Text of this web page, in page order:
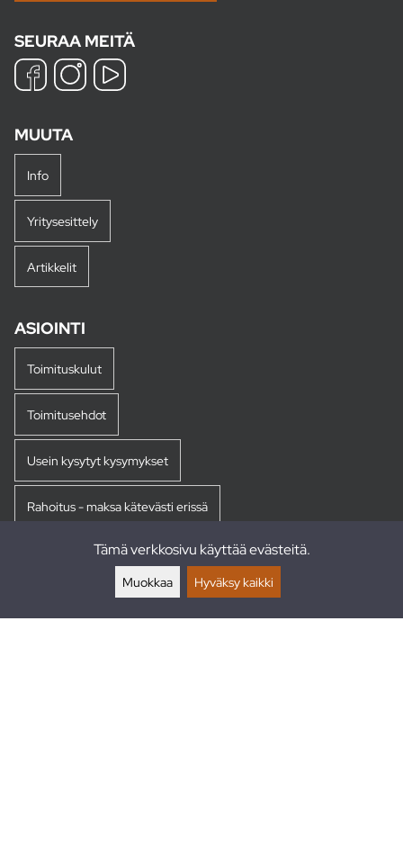
SEURAA MEITÄ
MUUTA
Info
Yritysesittely
Artikkelit
ASIOINTI
Toimituskulut
Toimitusehdot
Usein kysytyt kysymykset
Rahoitus - maksa kätevästi erissä
Tämä verkkosivu käyttää evästeitä.
Muokkaa Hyväksy kaikki